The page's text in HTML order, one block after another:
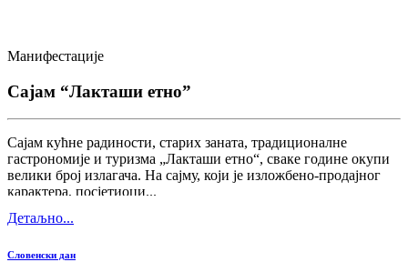
Манифестације
Сајам “Лакташи етно”
Сајам кућне радиности, старих заната, традиционалне
гастрономије и туризма „Лакташи етно“, сваке године окупи
велики број излагача. На сајму, који је изложбено-продајног
карактера, посјетиоци...
Детаљно...
Словенски дан